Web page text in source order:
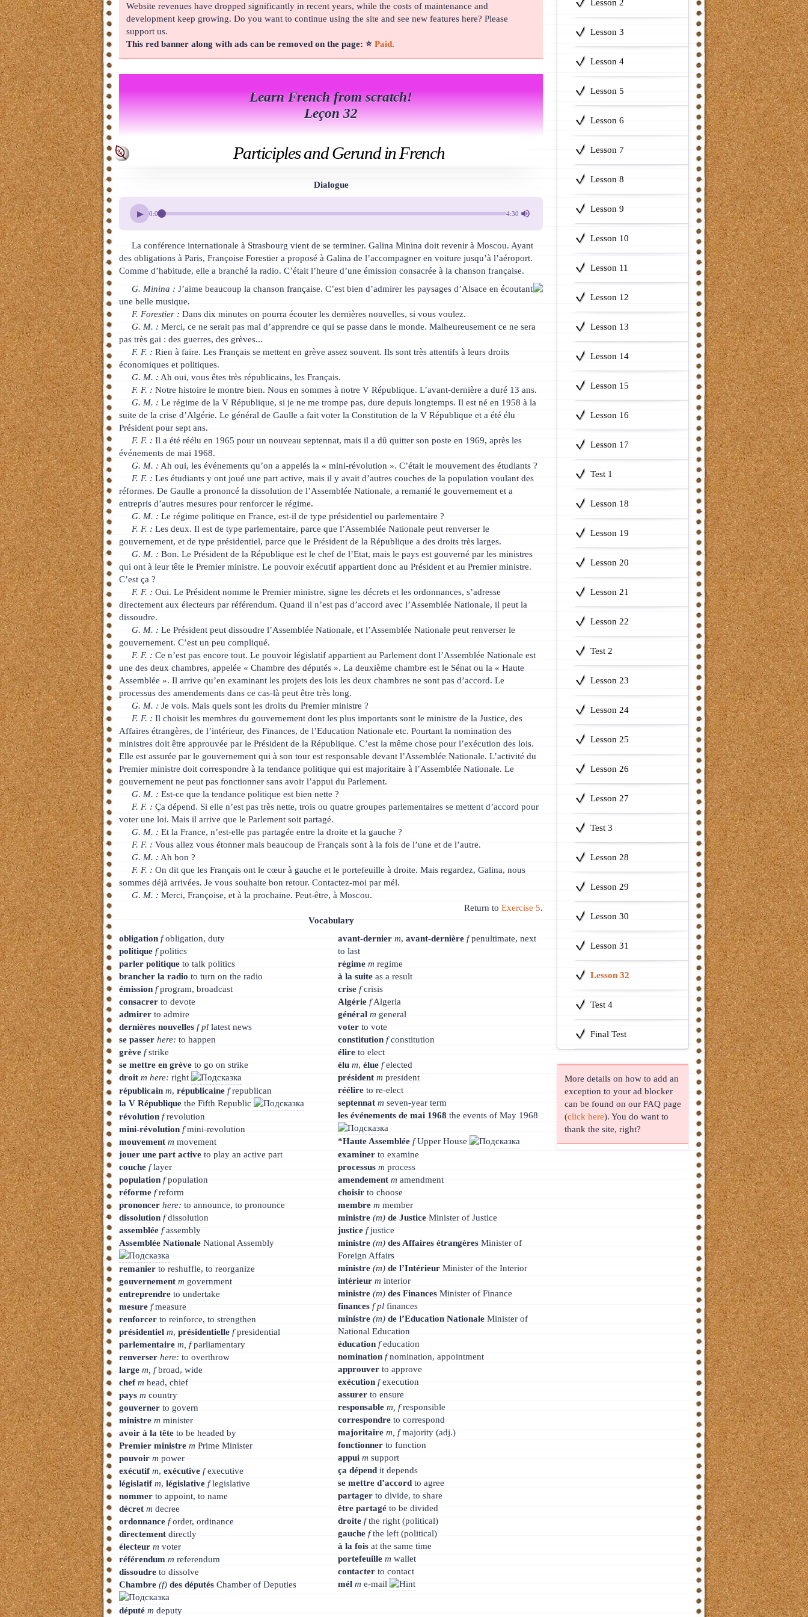
Website revenues have dropped significantly in recent years, while the costs of maintenance and
development keep growing. Do you want to continue using the site and see new features here? Please
support us.
This red banner along with ads can be removed on the page: ⭐Paid.
Learn French from scratch!
Leçon 32
Participles and Gerund in French
Dialogue
▶ 0:00 4:30
La conférence internationale à Strasbourg vient de se terminer. Galina Minina doit revenir à Moscou. Ayant
des obligations à Paris, Françoise Forestier a proposé à Galina de l’accompagner en voiture jusqu’à l’aéroport.
Comme d’habitude, elle a branché la radio. C’était l’heure d’une émission consacrée à la chanson française.
G. Minina : J’aime beaucoup la chanson française. C’est bien d’admirer les paysages d’Alsace en écoutant
une belle musique.
F. Forestier : Dans dix minutes on pourra écouter les dernières nouvelles, si vous voulez.
G. M. : Merci, ce ne serait pas mal d’apprendre ce qui se passe dans le monde. Malheureusement ce ne sera
pas très gai : des guerres, des grèves...
F. F. : Rien à faire. Les Français se mettent en grève assez souvent. Ils sont très attentifs à leurs droits
économiques et politiques.
G. M. : Ah oui, vous êtes très républicains, les Français.
F. F. : Notre histoire le montre bien. Nous en sommes à notre V République. L’avant-dernière a duré 13 ans.
G. M. : Le régime de la V République, si je ne me trompe pas, dure depuis longtemps. Il est né en 1958 à la
suite de la crise d’Algérie. Le général de Gaulle a fait voter la Constitution de la V République et a été élu
Président pour sept ans.
F. F. : Il a été réélu en 1965 pour un nouveau septennat, mais il a dû quitter son poste en 1969, après les
événements de mai 1968.
G. M. : Ah oui, les événements qu’on a appelés la « mini-révolution ». C’était le mouvement des étudiants ?
F. F. : Les étudiants y ont joué une part active, mais il y avait d’autres couches de la population voulant des
réformes. De Gaulle a prononcé la dissolution de l’Assemblée Nationale, a remanié le gouvernement et a
entrepris d’autres mesures pour renforcer le régime.
G. M. : Le régime politique en France, est-il de type présidentiel ou parlementaire ?
F. F. : Les deux. Il est de type parlementaire, parce que l’Assemblée Nationale peut renverser le
gouvernement, et de type présidentiel, parce que le Président de la République a des droits très larges.
G. M. : Bon. Le Président de la République est le chef de l’Etat, mais le pays est gouverné par les ministres
qui ont à leur tête le Premier ministre. Le pouvoir exécutif appartient donc au Président et au Premier ministre.
C’est ça ?
F. F. : Oui. Le Président nomme le Premier ministre, signe les décrets et les ordonnances, s’adresse
directement aux électeurs par référendum. Quand il n’est pas d’accord avec l’Assemblée Nationale, il peut la
dissoudre.
G. M. : Le Président peut dissoudre l’Assemblée Nationale, et l’Assemblée Nationale peut renverser le
gouvernement. C’est un peu compliqué.
F. F. : Ce n’est pas encore tout. Le pouvoir législatif appartient au Parlement dont l’Assemblée Nationale est
une des deux chambres, appelée « Chambre des députés ». La deuxième chambre est le Sénat ou la « Haute
Assemblée ». Il arrive qu’en examinant les projets des lois les deux chambres ne sont pas d’accord. Le
processus des amendements dans ce cas-là peut être très long.
G. M. : Je vois. Mais quels sont les droits du Premier ministre ?
F. F. : Il choisit les membres du gouvernement dont les plus importants sont le ministre de la Justice, des
Affaires étrangères, de l’intérieur, des Finances, de l’Education Nationale etc. Pourtant la nomination des
ministres doit être approuvée par le Président de la République. C’est la même chose pour l’exécution des lois.
Elle est assurée par le gouvernement qui à son tour est responsable devant l’Assemblée Nationale. L’activité du
Premier ministre doit correspondre à la tendance politique qui est majoritaire à l’Assemblée Nationale. Le
gouvernement ne peut pas fonctionner sans avoir l’appui du Parlement.
G. M. : Est-ce que la tendance politique est bien nette ?
F. F. : Ça dépend. Si elle n’est pas très nette, trois ou quatre groupes parlementaires se mettent d’accord pour
voter une loi. Mais il arrive que le Parlement soit partagé.
G. M. : Et la France, n’est-elle pas partagée entre la droite et la gauche ?
F. F. : Vous allez vous étonner mais beaucoup de Français sont à la fois de l’une et de l’autre.
G. M. : Ah bon ?
F. F. : On dit que les Français ont le cœur à gauche et le portefeuille à droite. Mais regardez, Galina, nous
sommes déjà arrivées. Je vous souhaite bon retour. Contactez-moi par mél.
G. M. : Merci, Françoise, et à la prochaine. Peut-être, à Moscou.
Return toExercise 5.
Vocabulary
obligation fobligation, duty
politique fpolitics
parler politique to talk politics
brancher la radio to turn on the radio
émission fprogram, broadcast
consacrer to devote
admirer to admire
dernières nouvelles f pl latest news
se passer here: to happen
grève fstrike
se mettre en grève to go on strike
droit m here: right
républicain m,républicaine frepublican
la V République the Fifth Republic
révolution frevolution
mini-révolution fmini-revolution
mouvement m movement
jouer une part active to play an active part
couche flayer
population fpopulation
réforme freform
prononcer here: to announce, to pronounce
dissolution fdissolution
assemblée fassembly
Assemblée Nationale National Assembly
remanier to reshuffle, to reorganize
gouvernement m government
entreprendre to undertake
mesure fmeasure
renforcer to reinforce, to strengthen
présidentiel m,présidentielle fpresidential
parlementaire m, fparliamentary
renverser here: to overthrow
large m, fbroad, wide
chef m head, chief
pays m country
gouverner to govern
ministre m minister
avoir à la tête to be headed by
Premier ministre m Prime Minister
pouvoir m power
exécutif m,exécutive fexecutive
législatif m,législative flegislative
nommer to appoint, to name
décret m decree
ordonnance forder, ordinance
directement directly
électeur m voter
référendum m referendum
dissoudre to dissolve
Chambre (f) des députés Chamber of Deputies
député m deputy
avant-dernier m, avant-dernière fpenultimate, next
to last
régime m regime
à la suite as a result
crise fcrisis
Algérie fAlgeria
général m general
voter to vote
constitution fconstitution
élire to elect
élu m, élue felected
président m president
réélire to re-elect
septennat m seven-year term
les événements de mai 1968 the events of May 1968
*Haute Assemblée fUpper House
examiner to examine
processus m process
amendement m amendment
choisir to choose
membre m member
ministre (m) de Justice Minister of Justice
justice fjustice
ministre (m) des Affaires étrangères Minister of
Foreign Affairs
ministre (m) de l’Intérieur Minister of the Interior
intérieur m interior
ministre (m) des Finances Minister of Finance
finances f pl finances
ministre (m) de l’Education Nationale Minister of
National Education
éducation feducation
nomination fnomination, appointment
approuver to approve
exécution fexecution
assurer to ensure
responsable m, fresponsible
correspondre to correspond
majoritaire m, fmajority (adj.)
fonctionner to function
appui m support
ça dépend it depends
se mettre d’accord to agree
partager to divide, to share
être partagé to be divided
droite fthe right (political)
gauche fthe left (political)
à la fois at the same time
portefeuille m wallet
contacter to contact
mél m e-mail
Lesson 2
Lesson 3
Lesson 4
Lesson 5
Lesson 6
Lesson 7
Lesson 8
Lesson 9
Lesson 10
Lesson 11
Lesson 12
Lesson 13
Lesson 14
Lesson 15
Lesson 16
Lesson 17
Test 1
Lesson 18
Lesson 19
Lesson 20
Lesson 21
Lesson 22
Test 2
Lesson 23
Lesson 24
Lesson 25
Lesson 26
Lesson 27
Test 3
Lesson 28
Lesson 29
Lesson 30
Lesson 31
Lesson 32
Test 4
Final Test
More details on how to add an
exception to your ad blocker
can be found on our FAQ page
(click here). You do want to
thank the site, right?
About